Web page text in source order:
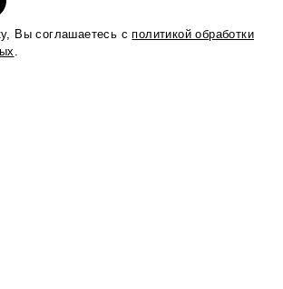
Вы соглашаетесь сполитикой обработки
.